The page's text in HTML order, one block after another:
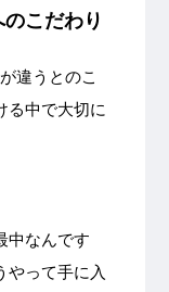
こだわり
違うとのこ
る中で大切に
中なんです
やって手に入